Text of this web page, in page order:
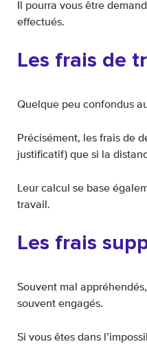
Il pourra vous être
effectués.
Les frais de
Quelque peu confondus
Précisément, les frais de
justificatif) que si la
Leur calcul se base
travail.
Les frais
Souvent mal
souvent engagés.
Si vous êtes dans